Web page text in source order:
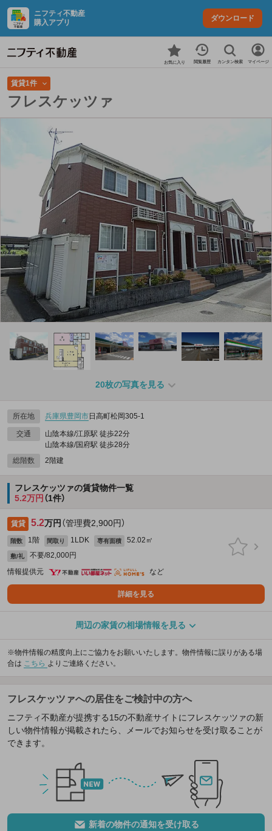
ニフティ不動産
購入アプリ
ダウンロード
お気に入り 閲覧履歴 カンタン検索 マイページ
賃貸1件
フレスケッツァ
20枚の写真を見る
所在地 兵庫県豊岡市日高町松岡305‐1
交通
山陰本線/江原駅 徒歩22分
山陰本線/国府駅 徒歩28分
総階数
2階建
フレスケッツァの賃貸物件一覧
5.2万円 （1件）
賃貸 5.2万円 （管理費2,900円）
階数 1階 間取り 1LDK 専有面積 52.02㎡
敷/礼
不要/82,000円
情報提供元
など
詳細を見る
周辺の家賃の相場情報を見る
※物件情報の精度向上にご協力をお願いいたします。物件情報に誤りがある場
合は こちら よりご連絡ください。
フレスケッツァへの居住をご検討中の方へ
ニフティ不動産が提携する15の不動産サイトにフレスケッツァの新
しい物件情報が掲載されたら、メールでお知らせを受け取ることが
できます。
新着の物件の通知を受け取る